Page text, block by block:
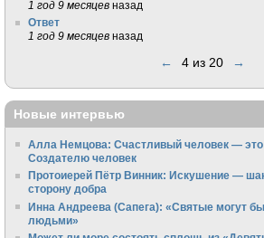
1 год 9 месяцев назад
Ответ
1 год 9 месяцев назад
← 4 из 20 →
Новые интервью
Алла Немцова: Счастливый человек —
Создателю человек
Протоиерей Пётр Винник: Искушение —
сторону добра
Инна Андреева (Сапега): «Святые могут
людьми»